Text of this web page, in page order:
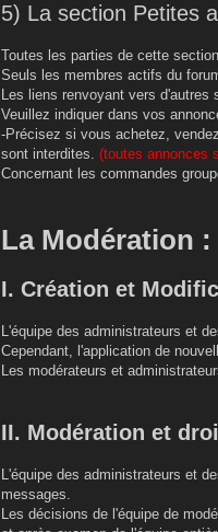
5) La section Petites
Toutes les parties de cette
Seuls les membres actifs du
Les liens renvoyant vers
Veuillez indiquer dans vos
-Précisez si vous achetez,
sont interdites. (toutes annonces
Concernant les commandes
La Modération :
I. Création et
L'équipe des administrateurs et
Cependant, l'application de
Les modérateurs et
II. Modération et
L'équipe des administrateurs et
messages.
Les décisions de l'équipe de